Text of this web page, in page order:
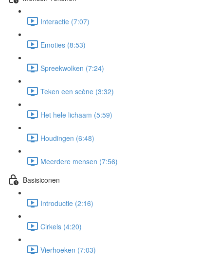
Interactie (7:07)
Emoties (8:53)
Spreekwolken (7:24)
Teken een scène (3:32)
Het hele lichaam (5:59)
Houdingen (6:48)
Meerdere mensen (7:56)
Basisiconen
Introductie (2:16)
Cirkels (4:20)
Vierhoeken (7:03)